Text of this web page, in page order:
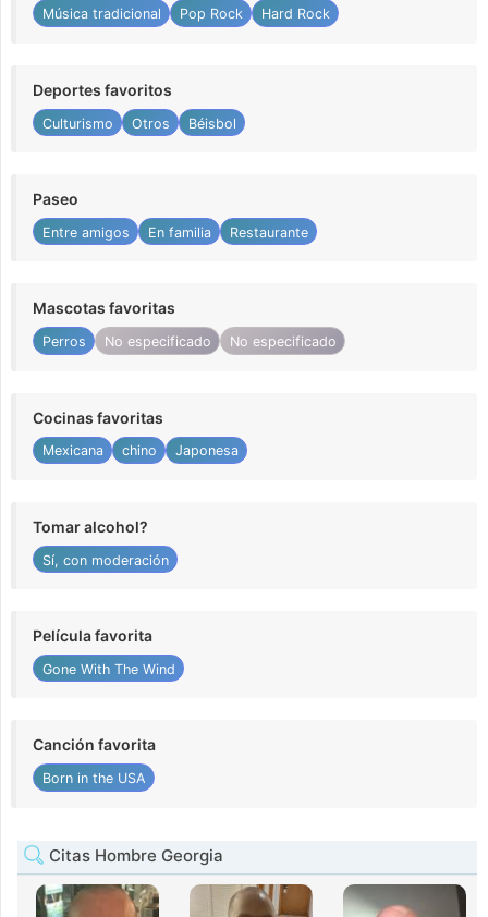
Música tradicional Pop Rock Hard Rock
Deportes favoritos
Culturismo Otros Béisbol
Paseo
Entre amigos En familia Restaurante
Mascotas favoritas
Perros No especificado No especificado
Cocinas favoritas
Mexicana chino Japonesa
Tomar alcohol?
Sí, con moderación
Película favorita
Gone With The Wind
Canción favorita
Born in the USA
Citas Hombre Georgia